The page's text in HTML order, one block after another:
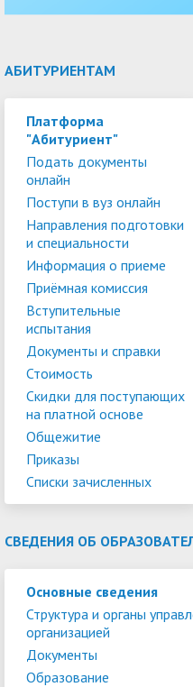
АБИТУРИЕНТАМ
Платформа
"Абитуриент"
Подать документы
онлайн
Поступи в вуз онлайн
Направления подготовки
и специальности
Информация о приеме
Приёмная комиссия
Вступительные
испытания
Документы и справки
Стоимость
Скидки для поступающих
на платной основе
Общежитие
Приказы
Списки зачисленных
СВЕДЕНИЯ ОБ
Основные сведения
Структура и органы
организацией
Документы
Образование